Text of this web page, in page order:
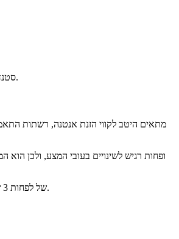
כל מעגל RF גמיש דורש עכבה מבוקרת. בתדרי mmWave, חלון הסבילות מצטמצם עד לנקודה שבה תהליכי ייצור Flex סטנדרטיים אינם יכולים לעמוד בו ללא התאמות תכנון ייעודיות.
כולא את מוליך האות בין שני מישורי הארקה. הוא מספק את הבידוד הטוב ביותר ואת אובדן הקרינה הנמוך ביותר, אך דורש מבנה Flex של לפחות 3 שכבות ומגדיל את העובי הכולל.